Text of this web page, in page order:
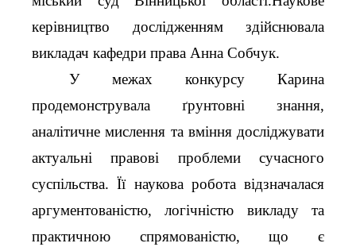
керівництво дослідженням здійснювала
викладач кафедри права Анна Собчук.
У межах конкурсу Карина
продемонструвала ґрунтовні знання,
аналітичне мислення та вміння досліджувати
актуальні правові проблеми сучасного
суспільства. Її наукова робота відзначалася
аргументованістю, логічністю викладу та
практичною спрямованістю, що є